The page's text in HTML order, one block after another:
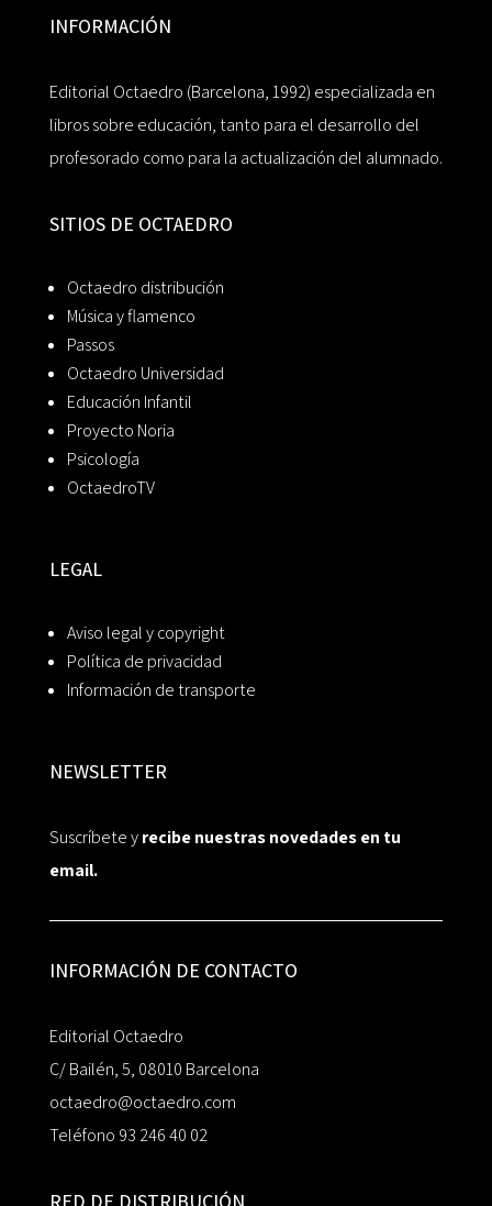
INFORMACIÓN
Editorial Octaedro (Barcelona, 1992) especializada en
libros sobre educación, tanto para el desarrollo del
profesorado como para la actualización del alumnado.
SITIOS DE OCTAEDRO
Octaedro distribución
Música y flamenco
Passos
Octaedro Universidad
Educación Infantil
Proyecto Noria
Psicología
OctaedroTV
LEGAL
Aviso legal y copyright
Política de privacidad
Información de transporte
NEWSLETTER
Suscríbete yrecibe nuestras novedades en tu
email.
INFORMACIÓN DE CONTACTO
Editorial Octaedro
C/ Bailén, 5, 08010 Barcelona
octaedro@octaedro.com
Teléfono 93 246 40 02
RED DE DISTRIBUCIÓN